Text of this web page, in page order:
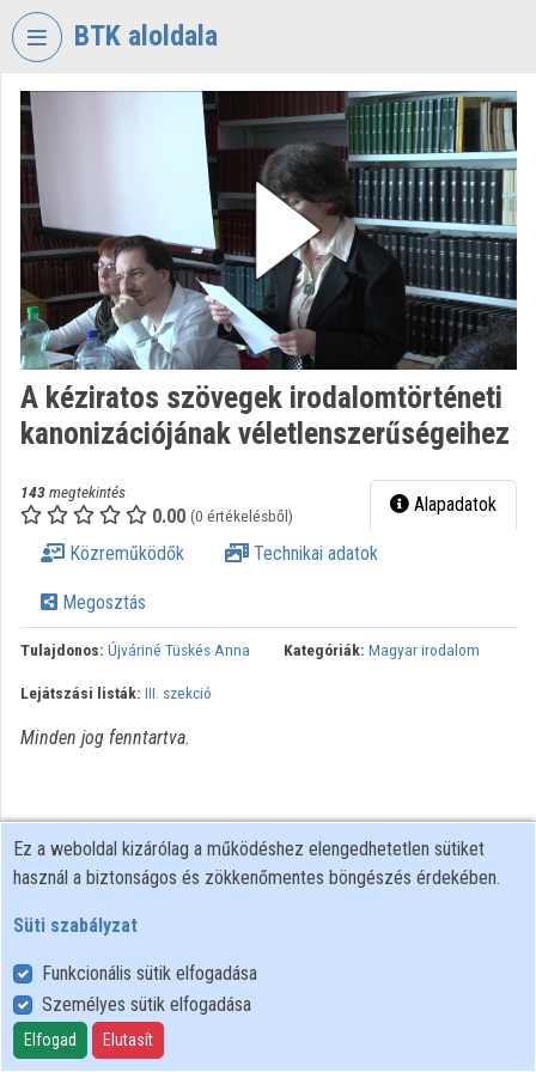
Fejléc kihagyása
BTK aloldala
BÖLCSÉSZETTUDOMÁNYI
KUTATÓKÖZPONT
Intézményi kezdőlap
Bejelentkezés
Intézményi felfedezés
Kategóriák
Intézmények
Közreműködők
A kéziratos szövegek irodalomtörténeti
kanonizációjának véletlenszerűségeihez
143megtekintés
0.00 (0 értékelésből) Alapadatok
Közreműködők Technikai adatok
Megosztás
Tulajdonos: Újváriné Tüskés Anna Kategóriák: Magyar irodalom
Lejátszási listák: III. szekció
Minden jog fenntartva.
Felhasználói szabályzat
Adatkezelési tájékoztató
Süti szabályzat
Ez a weboldal kizárólag a működéshez elengedhetetlen sütiket
használ a biztonságos és zökkenőmentes böngészés érdekében.
Süti szabályzat
Funkcionális sütik elfogadása
Személyes sütik elfogadása
Elfogad Elutasít